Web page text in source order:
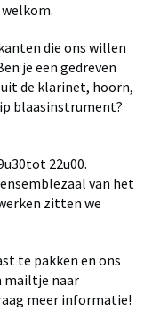
die ons willen
je een gedreven
de klarinet, hoorn,
blaasinstrument?
22u00.
van het
zitten we
te pakken en ons
mailtje naar
meer informatie!